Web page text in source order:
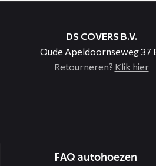
DS COVERS B.V.
Oude Apeldoornseweg 37
Retourneren? Klik hier
FAQ autohoezen